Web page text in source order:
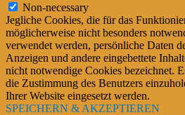
Non-necessary
Jegliche Cookies, die für das
möglicherweise nicht besonders
verwendet werden, persönliche Daten
Anzeigen und andere eingebettete
nicht notwendige Cookies bezeichnet.
die Zustimmung des Benutzers
Ihrer Website eingesetzt werden.
SPEICHERN & AKZEPTIEREN